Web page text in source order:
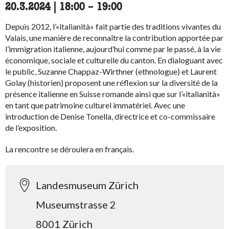
20.3.2024| 18:00 accessibility.time_to
– 19:00
Depuis 2012, l’«italianità» fait partie des traditions vivantes du
Valais, une manière de reconnaître la contribution apportée par
l’immigration italienne, aujourd’hui comme par le passé, à la vie
économique, sociale et culturelle du canton. En dialoguant avec
le public, Suzanne Chappaz-Wirthner (ethnologue) et Laurent
Golay (historien) proposent une réflexion sur la diversité de la
présence italienne en Suisse romande ainsi que sur l’«italianità»
en tant que patrimoine culturel immatériel. Avec une
introduction de Denise Tonella, directrice et co-commissaire
de l’exposition.
La rencontre se déroulera en français.
Landesmuseum Zürich
Museumstrasse 2
8001 Zürich